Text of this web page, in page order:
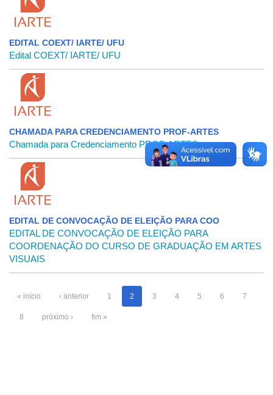
EDITAL COEXT/ IARTE/ UFU
Edital COEXT/ IARTE/ UFU
CHAMADA PARA CREDENCIAMENTO PROF-ARTES
Chamada para Credenciamento PROF-ARTES
EDITAL DE CONVOCAÇÃO DE ELEIÇÃO PARA COO
EDITAL DE CONVOCAÇÃO DE ELEIÇÃO PARA
COORDENAÇÃO DO CURSO DE GRADUAÇÃO EM ARTES
VISUAIS
« início ‹ anterior 1 2 3 4 5 6 7
8 próximo › fim »